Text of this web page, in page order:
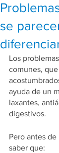
se
Los
comunes,
ayuda de un
laxantes,
digestivos.
Pero antes
saber que: